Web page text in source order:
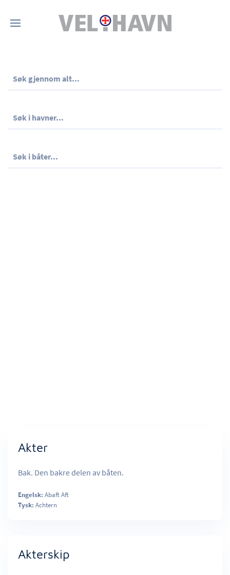
Akter
Bak. Den bakre delen av båten.
Engelsk: Abaft Aft
Tysk: Achtern
Akterskip